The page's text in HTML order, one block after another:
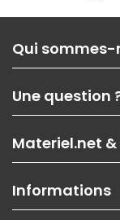
Qui sommes-
Nos services
Les magasins
Nos solutions pour
Contactez-nous
Une question
Paiement, livraison
Garanties,Pack
SAV, demander un
Informations
Materiel.net
On rachète votre
PC sur mesure :
Informations